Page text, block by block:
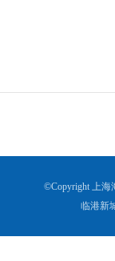
©Copyright 上海
临港新